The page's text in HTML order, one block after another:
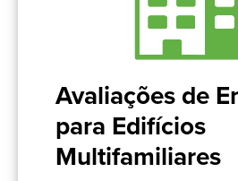
Avaliações de
para Edifícios
Multifamiliares